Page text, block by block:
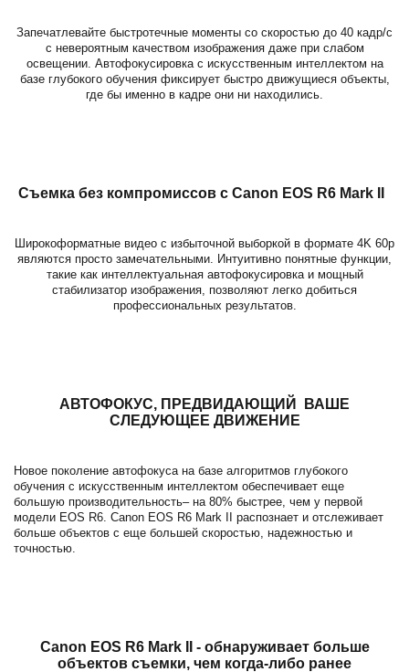
Запечатлевайте быстротечные моменты со скоростью до 40 кадр/с
с невероятным качеством изображения даже при слабом
освещении. Автофокусировка с искусственным интеллектом на
базе глубокого обучения фиксирует быстро движущиеся объекты,
где бы именно в кадре они ни находились.
Съемка без компромиссов с Canon EOS R6 Mark II
Широкоформатные видео с избыточной выборкой в формате 4K 60p
являются просто замечательными. Интуитивно понятные функции,
такие как интеллектуальная автофокусировка и мощный
стабилизатор изображения, позволяют легко добиться
профессиональных результатов.
АВТОФОКУС, ПРЕДВИДАЮЩИЙ ВАШЕ
СЛЕДУЮЩЕЕ ДВИЖЕНИЕ
Новое поколение автофокуса на базе алгоритмов глубокого
обучения с искусственным интеллектом обеспечивает еще
большую производительность– на 80% быстрее, чем у первой
модели EOS R6. Canon EOS R6 Mark II распознает и отслеживает
больше объектов с еще большей скоростью, надежностью и
точностью.
Canon EOS R6 Mark II - обнаруживает больше
объектов съемки, чем когда-либо ранее